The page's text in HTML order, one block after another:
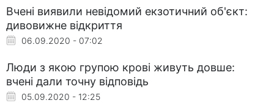
Вчені виявили невідомий екзотичний об'єкт:
дивовижне відкриття
06.09.2020 - 07:02
Люди з якою групою крові живуть довше:
вчені дали точну відповідь
05.09.2020 - 12:25